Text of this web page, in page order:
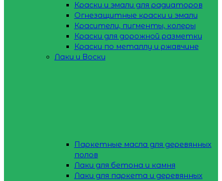
Краски и эмали для радиаторов
Огнезащитные краски и эмали
Красители, пигменты, колеры
Краски для дорожной разметки
Краски по металлу и ржавчине
Лаки и Воски
Паркетные масла для деревянных
полов
Лаки для бетона и камня
Лаки для паркета и деревянных